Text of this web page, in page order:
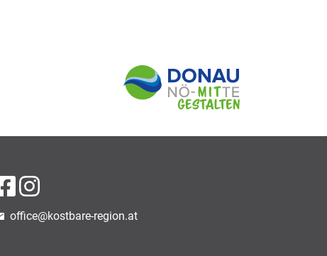
auf Facebook
auf Instagram
office@kostbare-region.at